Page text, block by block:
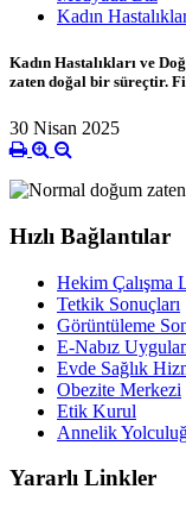
Kadın
Kadın Hastalıkları ve
zaten doğal bir süreçtir.
30 Nisan 2025
Hızlı Bağlantılar
Hekim Çalışma
Tetkik Sonuçları
Görüntüleme
E-Nabız
Evde Sağlık
Obezite Merkezi
Etik Kurul
Annelik
Yararlı Linkler